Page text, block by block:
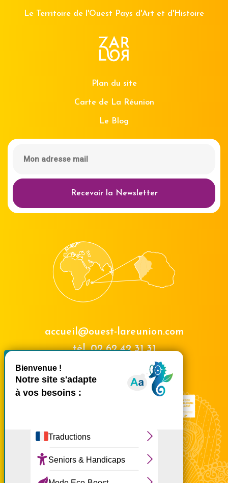
Tout accepter
Tout refuser
Masquer le
Le Territoire de l'Ouest Pays d'Art et d'Histoire
Plan du site
Carte de La Réunion
Le Blog
Recevoir la Newsletter
accueil@ouest-lareunion.com
tél.02 62 42 31 31
Nous rencontrer